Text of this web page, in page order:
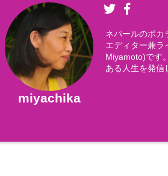
miyachika
ネパールのポカ
エディター兼ラ
Miyamoto)です
ある人生を発信